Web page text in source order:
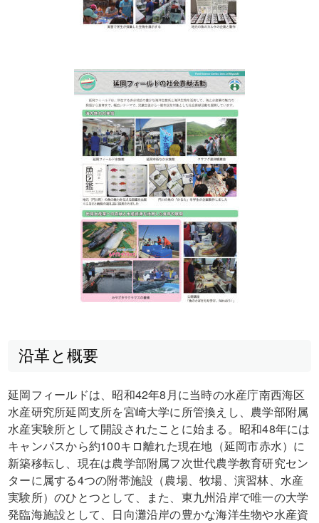
沿革と概要
延岡フィールドは、昭和42年8月に当時の水産庁南西海区
水産研究所延岡支所を宮崎大学に所管換えし、農学部附属
水産実験所として開設されたことに始まる。昭和48年には
キャンパスから約100キロ離れた現在地（延岡市赤水）に
新築移転し、現在は農学部附属フ次世代農学教育研究セン
ターに属する4つの附帯施設（農場、牧場、演習林、水産
実験所）のひとつとして、また、東九州沿岸で唯一の大学
発臨海施設として、日向灘沿岸の豊かな海洋生物や水産資